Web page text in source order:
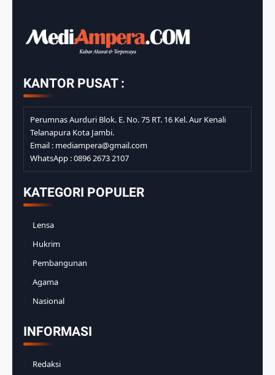
KANTOR PUSAT :
Perumnas Aurduri Blok. E. No. 75 RT. 16 Kel. Aur Kenali
Telanapura Kota Jambi.
Email : mediampera@gmail.com
WhatsApp : 0896 2673 2107
KATEGORI POPULER
Lensa
Hukrim
Pembangunan
Agama
Nasional
INFORMASI
Redaksi